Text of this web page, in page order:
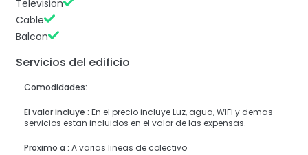
Television
Cable
Balcon
Servicios del edificio
Comodidades:
El valor incluye : En el precio incluye Luz, agua, WIFI y demas
servicios estan incluidos en el valor de las expensas.
Proximo a : A varias lineas de colectivo